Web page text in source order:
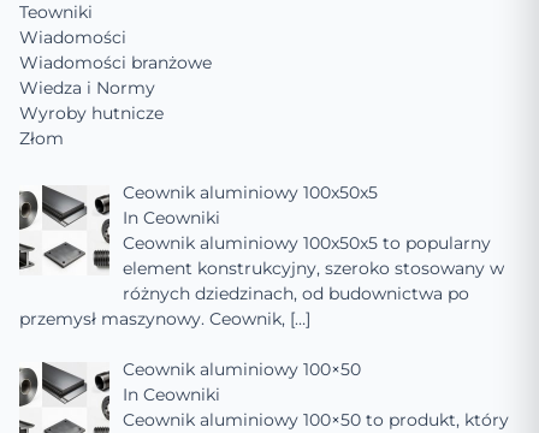
Teowniki
Wiadomości
Wiadomości branżowe
Wiedza i Normy
Wyroby hutnicze
Złom
Ceownik aluminiowy 100x50x5
In Ceowniki
Ceownik aluminiowy 100x50x5 to popularny
element konstrukcyjny, szeroko stosowany w
różnych dziedzinach, od budownictwa po
przemysł maszynowy. Ceownik, […]
Ceownik aluminiowy 100×50
In Ceowniki
Ceownik aluminiowy 100×50 to produkt, który